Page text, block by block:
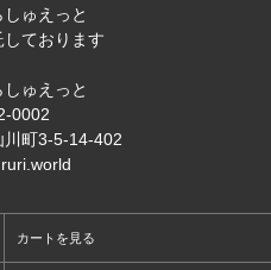
ゅえっと
ております
ゅえっと
0002
川町3-5-14-402
カートを見る